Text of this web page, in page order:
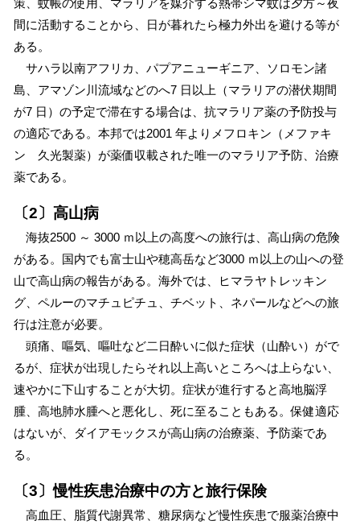
策、蚊帳の使用、マラリアを媒介する熱帯シマ蚊は夕方～夜
間に活動することから、日が暮れたら極力外出を避ける等が
ある。
サハラ以南アフリカ、パプアニューギニア、ソロモン諸
島、アマゾン川流域などのへ7 日以上（マラリアの潜伏期間
が7 日）の予定で滞在する場合は、抗マラリア薬の予防投与
の適応である。本邦では2001 年よりメフロキン（メファキ
ン 久光製薬）が薬価収載された唯一のマラリア予防、治療
薬である。
〔2〕高山病
海抜2500 ～ 3000 ｍ以上の高度への旅行は、高山病の危険
がある。国内でも富士山や穂高岳など3000 ｍ以上の山への登
山で高山病の報告がある。海外では、ヒマラヤトレッキン
グ、ペルーのマチュピチュ、チベット、ネパールなどへの旅
行は注意が必要。
頭痛、嘔気、嘔吐など二日酔いに似た症状（山酔い）がで
るが、症状が出現したらそれ以上高いところへは上らない、
速やかに下山することが大切。症状が進行すると高地脳浮
腫、高地肺水腫へと悪化し、死に至ることもある。保健適応
はないが、ダイアモックスが高山病の治療薬、予防薬であ
る。
〔3〕慢性疾患治療中の方と旅行保険
高血圧、脂質代謝異常、糖尿病など慢性疾患で服薬治療中